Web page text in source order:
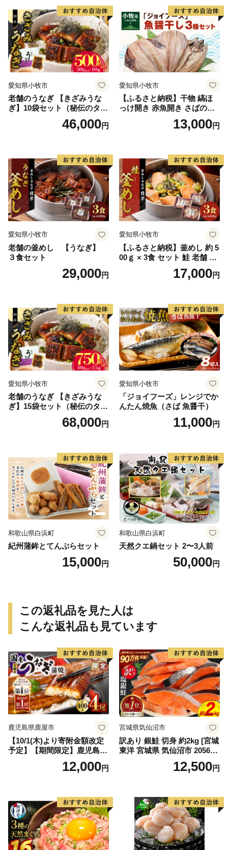
愛知県小牧市
老舗のうなぎ 【きざみうな
ぎ】10袋セット（秘伝のタレ
46,000円
愛知県小牧市
【ふるさと納税】干物 縞ほ
っけ開き 赤魚開き さばの開
き 魚醤干し 3種 セット 詰め
合わせ 魚 おかず 肉厚 おいし
取り寄せグルメ 魚醤 ナンプ
ラー 愛知県 小牧市 冷凍 送料
無料
13,000円
愛知県小牧市
老舗の釜めし 【うなぎ】
３食セット
29,000円
愛知県小牧市
【ふるさと納税】釜めし 約 5
00ｇ × 3食 セット 鮭 老舗 急
速冷凍 レンチン 時短 簡単調
理 食品 加工品 海鮮 手作り
り寄せグルメ 愛知県 小牧市
送料無料
17,000円
愛知県小牧市
老舗のうなぎ 【きざみうな
ぎ】15袋セット（秘伝のタレ
68,000円
愛知県小牧市
「ジョイフーズ」レンジでか
んたん焼魚（さば 魚醤干）
11,000円
和歌山県白浜町
紀州蒲鉾とてんぷらセット
15,000円
和歌山県白浜町
天然クエ鍋セット 2〜3人前
50,000円
この返礼品を見た人は
こんな返礼品も見ています
鹿児島県鹿屋市
【10/1(木)より寄附金額改定
予定】【期間限定】鹿児島県
大隅産うなぎ蒲焼4尾（400
g） KN007-02312,000円
宮城県気仙沼市
訳あり 銀鮭 切身 約2kg [宮城
東洋 宮城県 気仙沼市 205649
91] 鮭 魚介類 海鮮 訳アリ 規
格外 不揃い さけ サケ 鮭切身
切り身 魚 わけあり
12,500円